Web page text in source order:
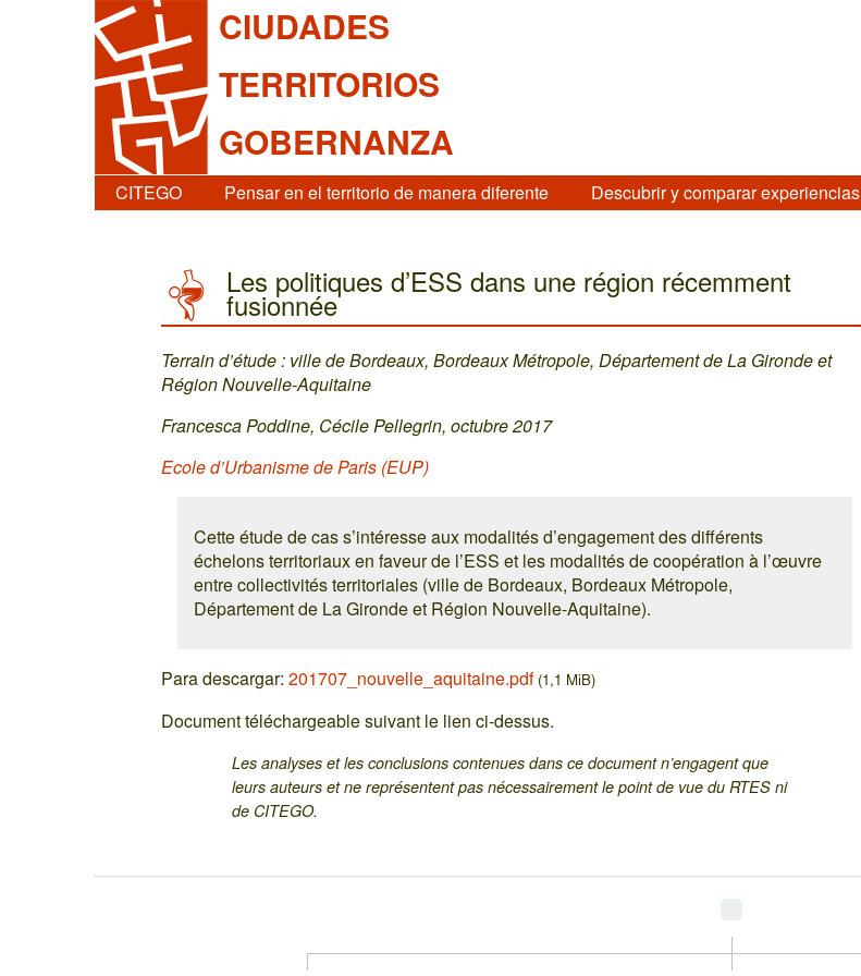
CIUDADES
TERRITORIOS
GOBERNANZA
CITEGO Pensar en el territorio de manera diferente Descubrir y comparar experiencias
Les politiques d’ESS dans une région récemment
fusionnée
Terrain d’étude : ville de Bordeaux, Bordeaux Métropole, Département de La Gironde et
Région Nouvelle-Aquitaine
Francesca Poddine, Cécile Pellegrin, octubre 2017
Ecole d’Urbanisme de Paris (EUP)
Cette étude de cas s’intéresse aux modalités d’engagement des différents
échelons territoriaux en faveur de l’ESS et les modalités de coopération à l’œuvre
entre collectivités territoriales (ville de Bordeaux, Bordeaux Métropole,
Département de La Gironde et Région Nouvelle-Aquitaine).
Para descargar:201707_nouvelle_aquitaine.pdf (1,1 MiB)
Document téléchargeable suivant le lien ci-dessus.
Les analyses et les conclusions contenues dans ce document n’engagent que
leurs auteurs et ne représentent pas nécessairement le point de vue du RTES ni
de CITEGO.